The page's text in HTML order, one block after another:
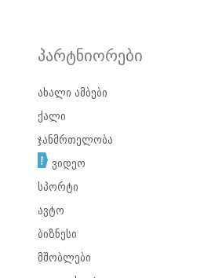
პარტნიორები
ახალი ამბები
ქალი
ჯანმრთელობა
ვიდეო
სპორტი
ავტო
ბიზნესი
მშობლები